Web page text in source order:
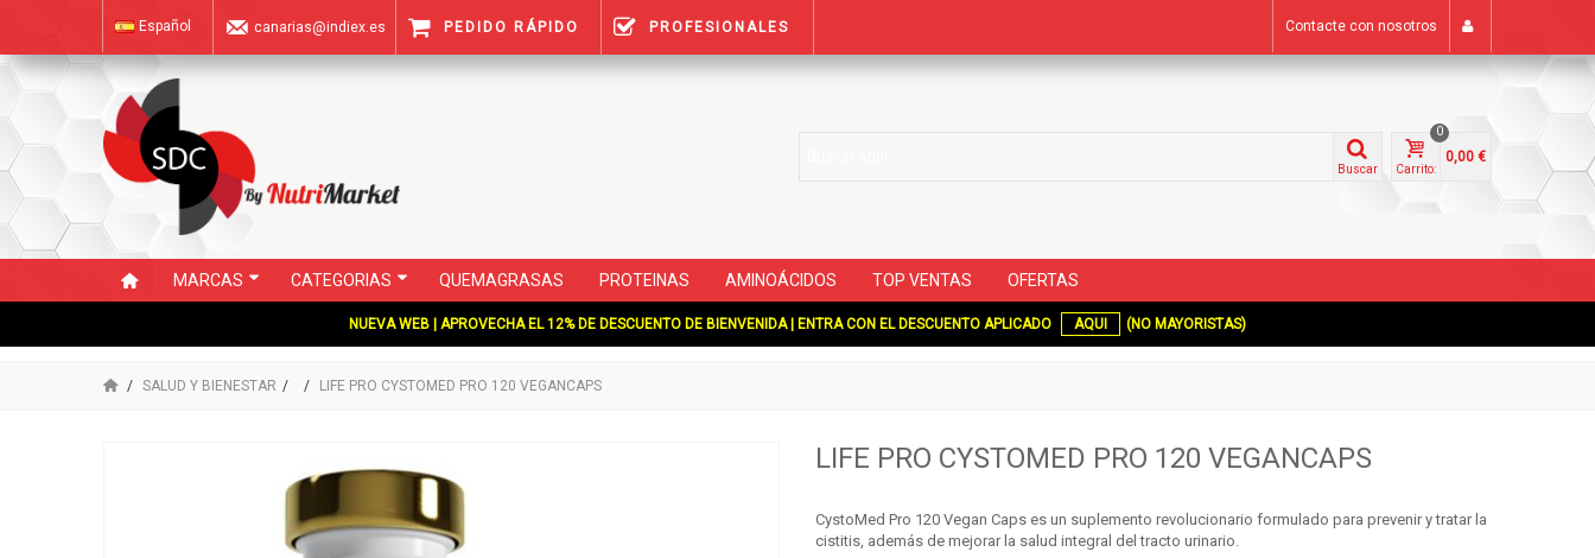
Español Contacte con nosotros
canarias@indiex.es PEDIDO RÁPIDO PROFESIONALES
Buscar Carrito:
0
0,00 €
MARCAS CATEGORIAS QUEMAGRASAS PROTEINAS AMINOÁCIDOS TOP VENTAS OFERTAS
NUEVA WEB | APROVECHA EL 12% DE DESCUENTO DE BIENVENIDA | ENTRA CON EL DESCUENTO APLICADO AQUI (NO MAYORISTAS)
SALUD Y BIENESTAR LIFE PRO CYSTOMED PRO 120 VEGANCAPS
LIFE PRO CYSTOMED PRO 120 VEGANCAPS
CystoMed Pro 120 Vegan Caps es un suplemento revolucionario formulado para prevenir y tratar la
cistitis, además de mejorar la salud integral del tracto urinario.